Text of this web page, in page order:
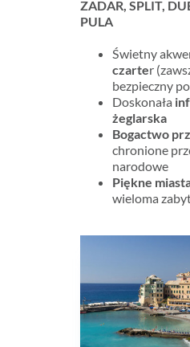
ZADAR, SPLIT,
PULA
Świetny
czarter
bezpieczny
Doskonała
żeglarska
Bogactwo
chronione
narodowe
Piękne
wieloma